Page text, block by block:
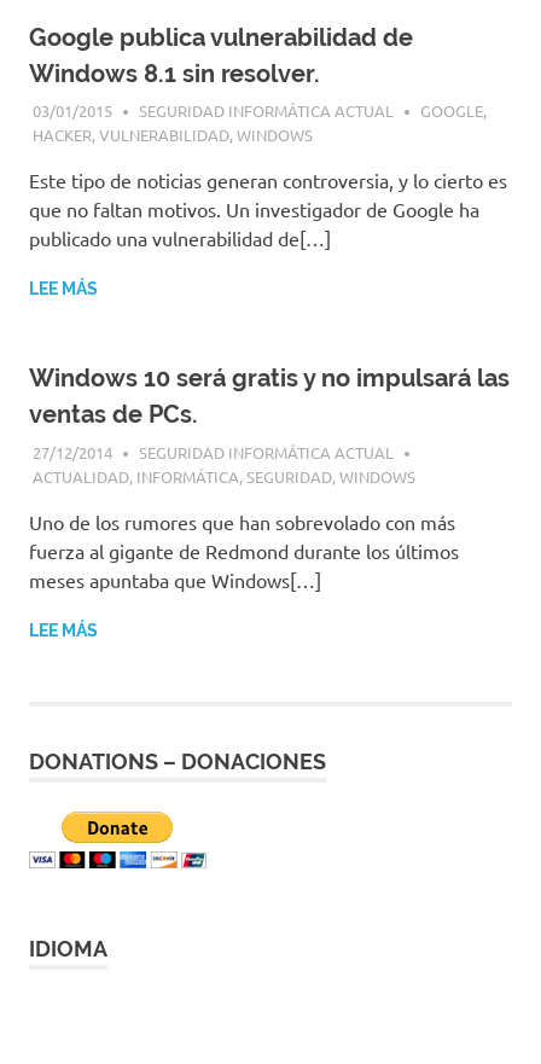
Google publica vulnerabilidad de
Windows 8.1 sin resolver.
03/01/2015 SEGURIDAD INFORMÁTICA ACTUAL GOOGLE,
HACKER,VULNERABILIDAD,WINDOWS
Este tipo de noticias generan controversia, y lo cierto es
que no faltan motivos. Un investigador de Google ha
publicado una vulnerabilidad de[…]
LEE MÁS
Windows 10 será gratis y no impulsará las
ventas de PCs.
27/12/2014
SEGURIDAD INFORMÁTICA ACTUAL
ACTUALIDAD, INFORMÁTICA,SEGURIDAD,WINDOWS
Uno de los rumores que han sobrevolado con más
fuerza al gigante de Redmond durante los últimos
meses apuntaba que Windows[…]
LEE MÁS
DONATIONS – DONACIONES
IDIOMA